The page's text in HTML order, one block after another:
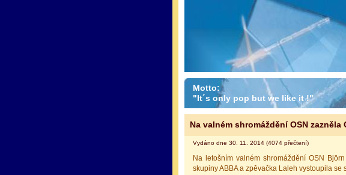
Motto:
"It´s only pop but we like it !"
Na valném shromáždění OSN zazněla
Vydáno dne 30. 11. 2014 (4074 přečtení)
Na letošním valném shromáždění OSN
skupiny ABBA a zpěvačka Laleh vystoupila se